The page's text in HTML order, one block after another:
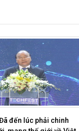
đến lúc phải chinh